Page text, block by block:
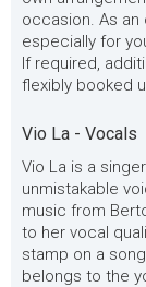
occasion. As
especially for
If required,
flexibly booked
Vio La - Vocals
Vio La is a
unmistakable
music from
to her vocal
stamp on a
belongs to the